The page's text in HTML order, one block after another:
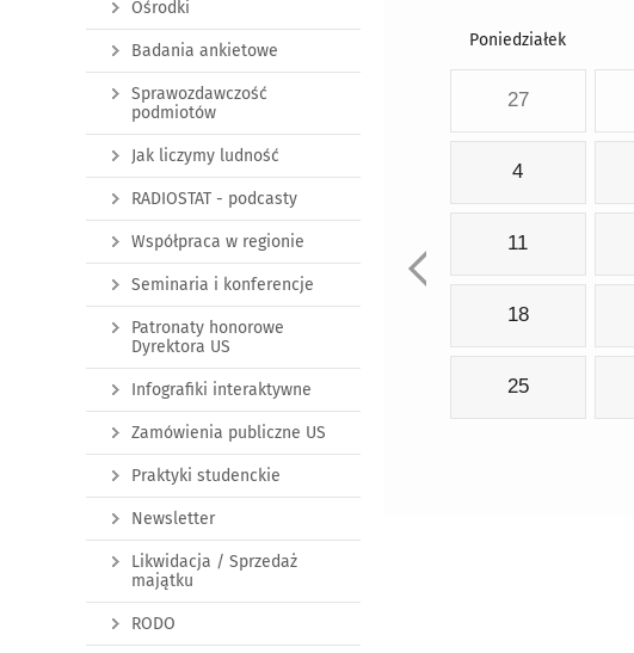
Poniedziałek
27
4
11
18
25
Ośrodki
Badania ankietowe
Sprawozdawczość
podmiotów
Jak liczymy ludność
RADIOSTAT - podcasty
Współpraca w regionie
Seminaria i konferencje
Patronaty honorowe
Dyrektora US
Infografiki interaktywne
Zamówienia publiczne US
Praktyki studenckie
Newsletter
Likwidacja / Sprzedaż
majątku
RODO